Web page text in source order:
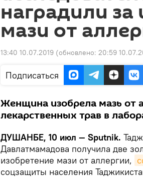
наградили за
мази от
13:40 10.07.2019 (обновлено: 20:59
Подписаться
Женщина изобрела мазь от
лекарственных трав в
ДУШАНБЕ, 10 июл — Sputnik.
Давлатмамадова получила две
изобретение мази от аллергии,
соцзащиты населения